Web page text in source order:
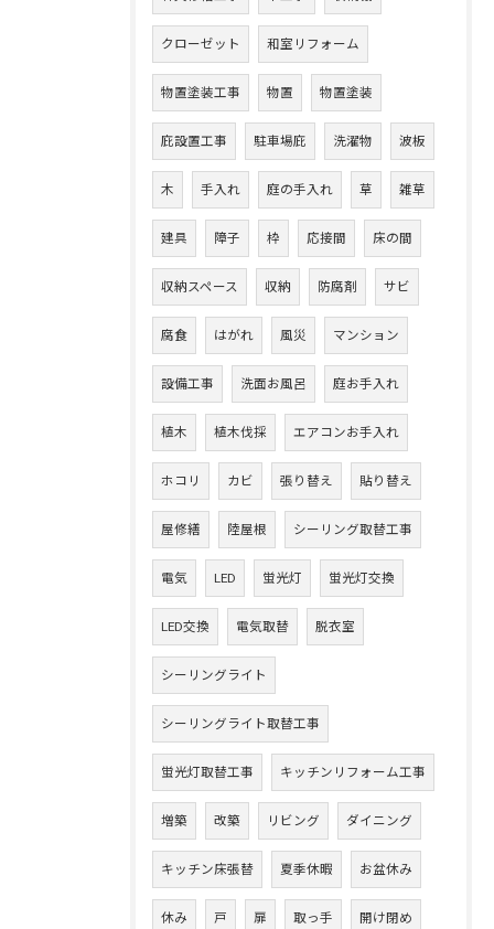
クローゼット 和室リフォーム
物置塗装工事 物置 物置塗装
庇設置工事 駐車場庇 洗濯物 波板
木 手入れ 庭の手入れ 草 雑草
建具 障子 枠 応接間 床の間
収納スペース 収納 防腐剤 サビ
腐食 はがれ 風災 マンション
設備工事 洗面お風呂 庭お手入れ
植木 植木伐採 エアコンお手入れ
ホコリ カビ 張り替え 貼り替え
屋修繕 陸屋根 シーリング取替工事
電気 LED 蛍光灯 蛍光灯交換
LED交換 電気取替 脱衣室
シーリングライト
シーリングライト取替工事
蛍光灯取替工事 キッチンリフォーム工事
増築 改築 リビング ダイニング
キッチン床張替 夏季休暇 お盆休み
休み 戸 扉 取っ手 開け閉め